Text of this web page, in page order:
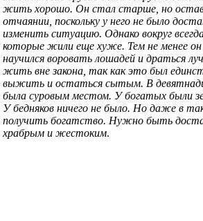
жить хорошо. Он стал старше, но
отчаянии, поскольку у него не было
изменить ситуацию. Однако вокруг
которые жили еще хуже. Тем не менее он
научился воровать лошадей и драться
жить вне закона, так как это был
выжить и остаться сытым. В
была суровым местом. У богатых были
У бедняков ничего не было. Но даже в
получить богатство. Нужно быть
храбрым и жестоким.